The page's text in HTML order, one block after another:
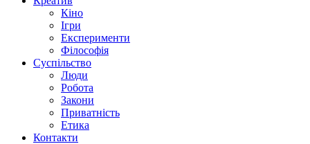
Кіно
Ігри
Експерименти
Філософія
Суспільство
Люди
Робота
Закони
Приватність
Етика
Контакти